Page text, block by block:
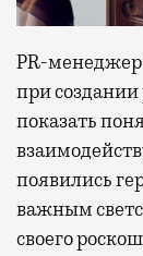
PR-менеджер
при
показать
появились
важным
своего